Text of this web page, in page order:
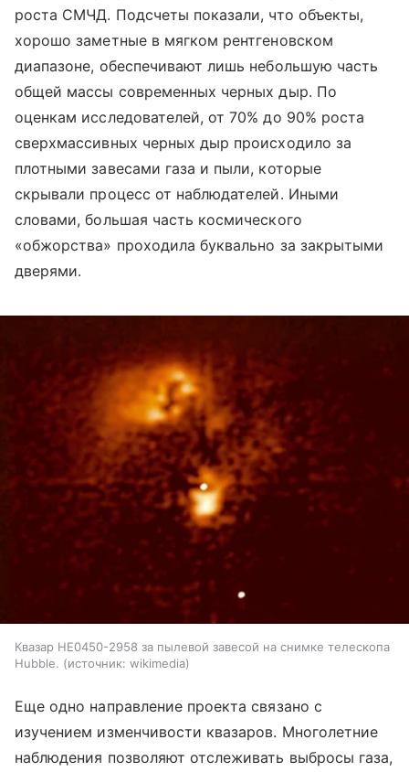
роста СМЧД. Подсчеты показали, что объекты,
хорошо заметные в мягком рентгеновском
диапазоне, обеспечивают лишь небольшую часть
общей массы современных черных дыр. По
оценкам исследователей, от 70% до 90% роста
сверхмассивных черных дыр происходило за
плотными завесами газа и пыли, которые
скрывали процесс от наблюдателей. Иными
словами, большая часть космического
«обжорства» проходила буквально за закрытыми
дверями.
Квазар HE0450-2958 за пылевой завесой на снимке телескопа
Hubble.
источник: wikimedia
Еще одно направление проекта связано с
изучением изменчивости квазаров. Многолетние
наблюдения позволяют отслеживать выбросы газа,